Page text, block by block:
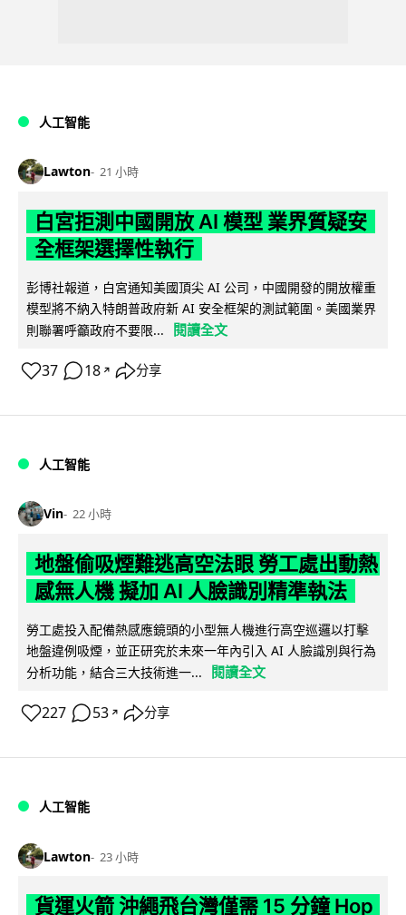
人工智能
Lawton 21 小時
白宮拒測中國開放 AI 模型 業界質疑安
全框架選擇性執行
彭博社報道，白宮通知美國頂尖 AI 公司，中國開發的開放權重
模型將不納入特朗普政府新 AI 安全框架的測試範圍。美國業界
則聯署呼籲政府不要限...
閱讀全文
37 18 ↗ 分享
人工智能
Vin 22 小時
地盤偷吸煙難逃高空法眼 勞工處出動熱
感無人機 擬加 AI 人臉識別精準執法
勞工處投入配備熱感應鏡頭的小型無人機進行高空巡邏以打擊
地盤違例吸煙，並正研究於未來一年內引入 AI 人臉識別與行為
分析功能，結合三大技術進一...
閱讀全文
227 53 ↗ 分享
人工智能
Lawton 23 小時
貨運火箭 沖繩飛台灣僅需 15 分鐘 Hop